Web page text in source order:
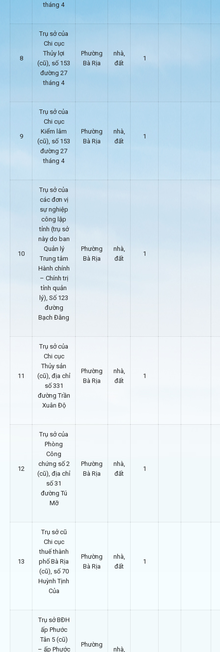
tháng 4
8
Trụ sở của
Chi cục
Thủy lợi
(cũ), số 153
đường 27
tháng 4
Phường
Bà Rịa
nhà,
đất
1
9
Trụ sở của
Chi cục
Kiểm lâm
(cũ), số 153
đường 27
tháng 4
Phường
Bà Rịa
nhà,
đất
1
10
Trụ sở của
các đơn vị
sự nghiệp
công lập
tỉnh (trụ sở
này do ban
Quản lý
Trung tâm
Hành chính
– Chính trị
tỉnh quản
lý), Số 123
đường
Bạch Đằng
Phường
Bà Rịa
nhà,
đất
1
11
Trụ sở của
Chi cục
Thủy sản
(cũ), địa chỉ
số 331
đường Trần
Xuân Độ
Phường
Bà Rịa
nhà,
đất
1
12
Trụ sở của
Phòng
Công
chứng số 2
(cũ), địa chỉ
số 31
đường Tú
Mỡ
Phường
Bà Rịa
nhà,
đất
1
13
Trụ sở cũ
Chi cục
thuế thành
phố Bà Rịa
(cũ), số 70
Huỳnh Tịnh
Của
Phường
Bà Rịa
nhà,
đất
1
Trụ sở BĐH
ấp Phước
Tân 5 (cũ)
– ấp Phước
Phường
nhà,